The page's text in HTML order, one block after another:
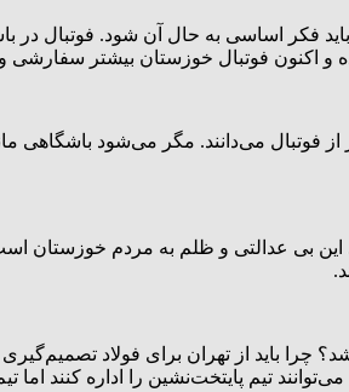
فکر اساسی به حال آن شود. فوتبال در
اکنون فوتبال خوزستان بیشتر سفارشی
فوتبال می‌دانند. مگر می‌شود باشگاهی
بی عدالتی و ظلم به مردم خوزستان
باید از تهران برای فولاد تصمیم‌گیری
تیم پایتخت‌نشین را اداره کنند اما